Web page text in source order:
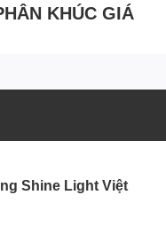
cây cảnh, gốc cây
KHÚC GIÁ
Shine Light Việt